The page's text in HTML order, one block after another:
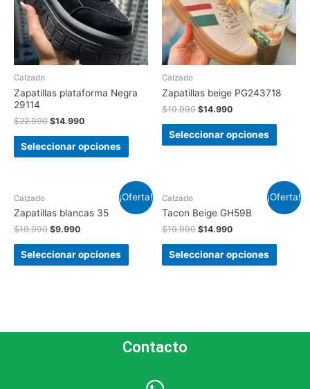
Calzado
Zapatillas plataforma Negra
29114
$22.990 $14.990
Seleccionar opciones
Calzado
Zapatillas beige PG243718
$19.990 $14.990
Seleccionar opciones
¡Oferta!
Calzado
Zapatillas blancas 35
$19.990 $9.990
Seleccionar opciones
¡Oferta!
Calzado
Tacon Beige GH59B
$19.990 $14.990
Seleccionar opciones
Contacto